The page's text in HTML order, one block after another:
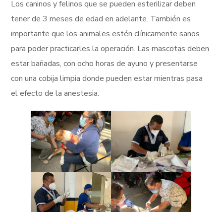
Los caninos y felinos que se pueden esterilizar deben
tener de 3 meses de edad en adelante. También es
importante que los animales estén clínicamente sanos
para poder practicarles la operación. Las mascotas deben
estar bañadas, con ocho horas de ayuno y presentarse
con una cobija limpia donde pueden estar mientras pasa
el efecto de la anestesia.